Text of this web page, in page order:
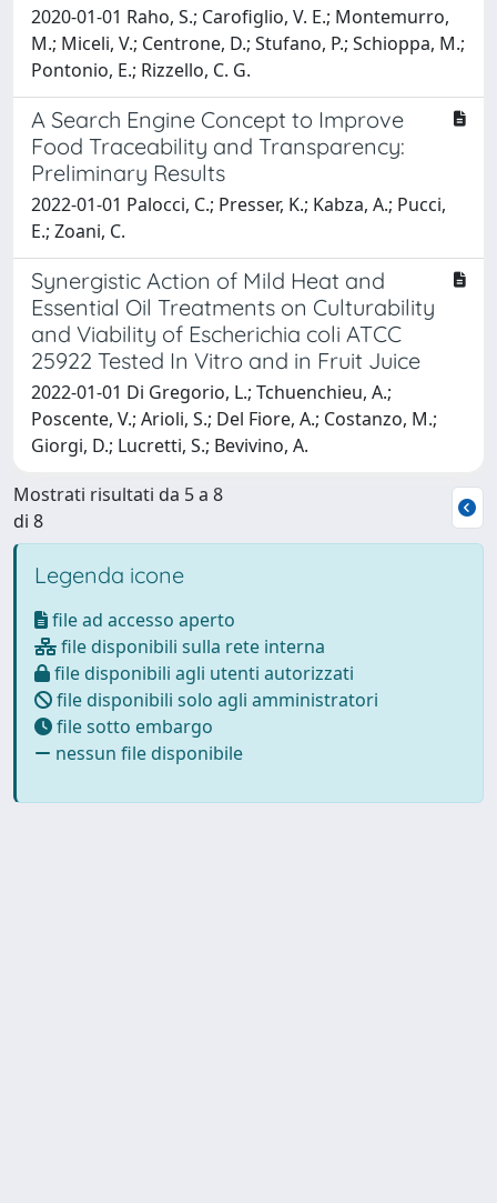
2020-01-01 Raho, S.; Carofiglio, V. E.; Montemurro,
M.; Miceli, V.; Centrone, D.; Stufano, P.; Schioppa, M.;
Pontonio, E.; Rizzello, C. G.
A Search Engine Concept to Improve
Food Traceability and Transparency:
Preliminary Results
2022-01-01 Palocci, C.; Presser, K.; Kabza, A.; Pucci,
E.; Zoani, C.
Synergistic Action of Mild Heat and
Essential Oil Treatments on Culturability
and Viability of Escherichia coli ATCC
25922 Tested In Vitro and in Fruit Juice
2022-01-01 Di Gregorio, L.; Tchuenchieu, A.;
Poscente, V.; Arioli, S.; Del Fiore, A.; Costanzo, M.;
Giorgi, D.; Lucretti, S.; Bevivino, A.
Mostrati risultati da 5 a 8
di 8
Legenda icone
file ad accesso aperto
file disponibili sulla rete interna
file disponibili agli utenti autorizzati
file disponibili solo agli amministratori
file sotto embargo
nessun file disponibile